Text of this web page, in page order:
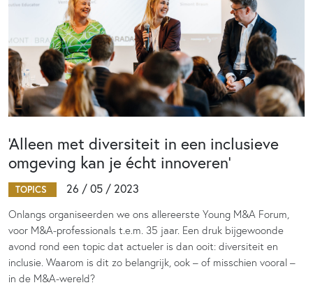
‘Alleen met diversiteit in een inclusieve
omgeving kan je écht innoveren’
TOPICS 26 / 05 / 2023
Onlangs organiseerden we ons allereerste Young M&A Forum,
voor M&A-professionals t.e.m. 35 jaar. Een druk bijgewoonde
avond rond een topic dat actueler is dan ooit: diversiteit en
inclusie. Waarom is dit zo belangrijk, ook – of misschien vooral –
in de M&A-wereld?